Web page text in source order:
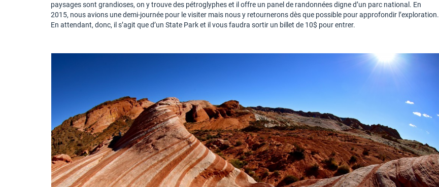
paysages sont grandioses, on y trouve des pétroglyphes et il offre un panel de randonnées digne d’un parc national. En
2015, nous avions une demi-journée pour le visiter mais nous y retournerons dès que possible pour approfondir l’exploration.
En attendant, donc, il s’agit que d’un State Park et il vous faudra sortir un billet de 10$ pour entrer.